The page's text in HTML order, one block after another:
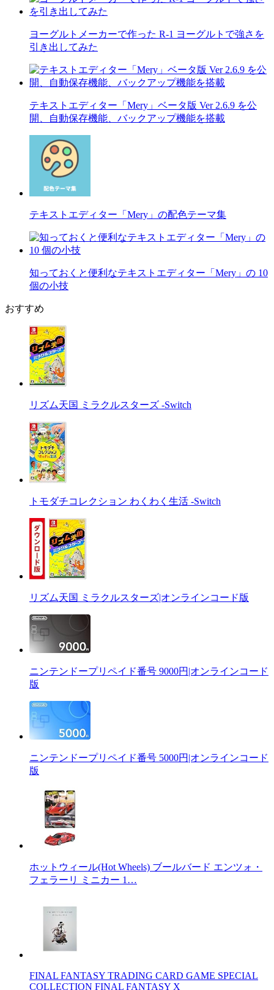
ヨーグルトメーカーで作った R-1 ヨーグルトで強さを
引き出してみた
テキストエディター「Mery」ベータ版 Ver 2.6.9 を公
開、自動保存機能、バックアップ機能を搭載
テキストエディター「Mery」の配色テーマ集
知っておくと便利なテキストエディター「Mery」の 10
個の小技
おすすめ
リズム天国 ミラクルスターズ -Switch
トモダチコレクション わくわく生活 -Switch
リズム天国 ミラクルスターズ|オンラインコード版
ニンテンドープリペイド番号 9000円|オンラインコード
版
ニンテンドープリペイド番号 5000円|オンラインコード
版
ホットウィール(Hot Wheels) ブールバード エンツォ・
フェラーリ ミニカー 1…
FINAL FANTASY TRADING CARD GAME SPECIAL
COLLECTION FINAL FANTASY X